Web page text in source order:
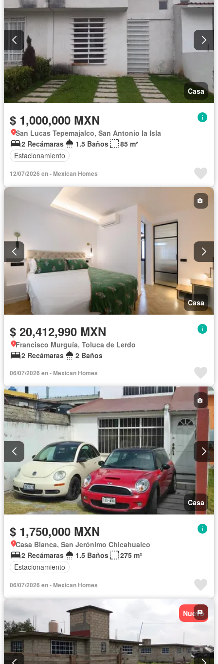
Casa
$ 1,000,000 MXN
San Lucas Tepemajalco, San Antonio la Isla
2 Recámaras
1.5 Baños
85 m²
Estacionamiento
12/07/2026 en - Mexican Homes
Casa
$ 20,412,990 MXN
Francisco Murguía, Toluca de Lerdo
2 Recámaras
2 Baños
06/07/2026 en - Mexican Homes
Casa
$ 1,750,000 MXN
Casa Blanca, San Jerónimo Chicahualco
2 Recámaras
1.5 Baños
275 m²
Estacionamiento
06/07/2026 en - Mexican Homes
Nuevo